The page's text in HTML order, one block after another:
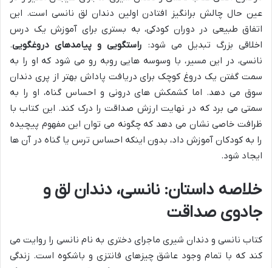
عین حال چالش برانگیز افتادن اولین دندان لق نانسی است. این
اتفاق طبیعی در دوران کودکی، به بستری برای آموزش یک درس
اخلاقی بزرگ تبدیل می شود: راستگویی و پیامدهای دروغگویی.
نانسی، در این مسیر، با وسوسه هایی روبه رو می شود که او را به
سمت گفتن یک دروغ کوچک برای دریافت پاداش بهتر از پری دندان
سوق می دهد. اما کشمکش های درونی و احساس گناه، او را به
سمتی می برد که در نهایت ارزش صداقت را درک کند. این کتاب با
ظرافت خاصی نشان می دهد که چگونه می توان این مفهوم پیچیده
را به کودکان آموزش داد، بدون اینکه احساس ترس یا گناه در آن ها
ایجاد شود.
خلاصه داستان: نانسی، دندان لق و
جادوی صداقت
کتاب نانسی و دندان شیری ماجرای دختری به نام نانسی را روایت می
کند که با تمام وجود عاشق چیزهای فانتزی و باشکوه است. زندگی